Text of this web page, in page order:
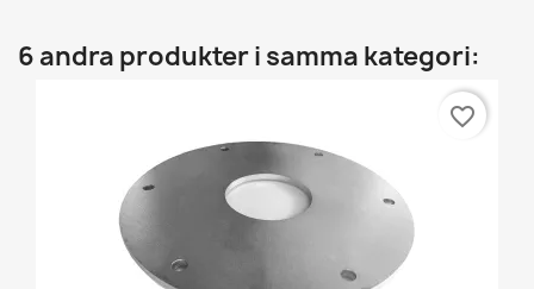
6 andra produkter i samma kategori:
favorite_border